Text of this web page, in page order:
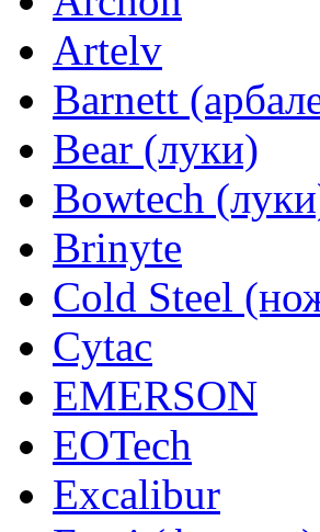
Artelv
Barnett
Bear (луки)
Bowtech
Brinyte
Cold Steel
Cytac
EMERSON
EOTech
Excalibur